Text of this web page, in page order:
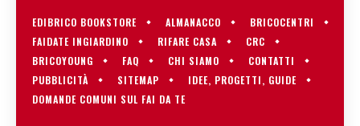
EDIBRICO BOOKSTORE ALMANACCO
BRICOCENTRI
FAIDATE INGIARDINO
RIFARE CASA
CRC
BRICOYOUNG
FAQ CHI SIAMO
CONTATTI
PUBBLICITÀ
SITEMAP
IDEE, PROGETTI, GUIDE
DOMANDE COMUNI SUL FAI DA TE